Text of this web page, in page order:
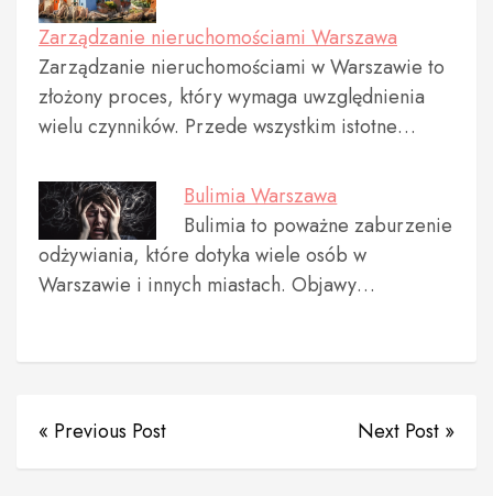
Zarządzanie nieruchomościami Warszawa
Zarządzanie nieruchomościami w Warszawie to
złożony proces, który wymaga uwzględnienia
wielu czynników. Przede wszystkim istotne…
Bulimia Warszawa
Bulimia to poważne zaburzenie
odżywiania, które dotyka wiele osób w
Warszawie i innych miastach. Objawy…
« Previous Post Next Post »